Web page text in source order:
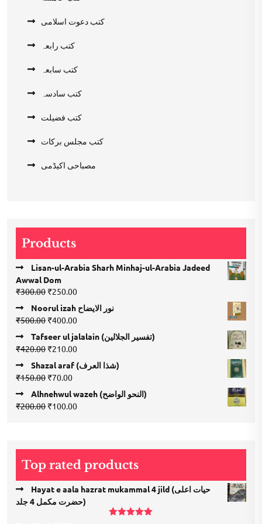
کتب دعوت اسلامی
کتب رابعہ
کتب سابعہ
کتب سادسہ
کتب فضیلت
کتب مجلس برکات
مصباحی اکیڈمی
Products
Lisan-ul-Arabia Sharh Minhaj-ul-Arabia Jadeed
Awwal Dom
₹300.00 Original
price
was:
₹300.00.
₹250.00Current
price
is:
Noorul izah نور الایضاح
₹500.00 Original
was:
₹500.00.
₹400.00Current
price
is:
Tafseer ul jalalain (تفسیر الجلالین)
₹420.00 Original
price
was:
₹420.00.
₹210.00Current
price
is:
Shazal araf (شذا العرف)
₹150.00 Original
price
was:
₹150.00.
₹70.00Current
is:
₹70.00.
Alhnehwul wazeh (النحو الواضح)
₹200.00 Original
₹100.00Current
Top rated products
Hayat e aala hazrat mukammal 4 jild (حیات اعلی
حضرت مكمل 4 جلد)